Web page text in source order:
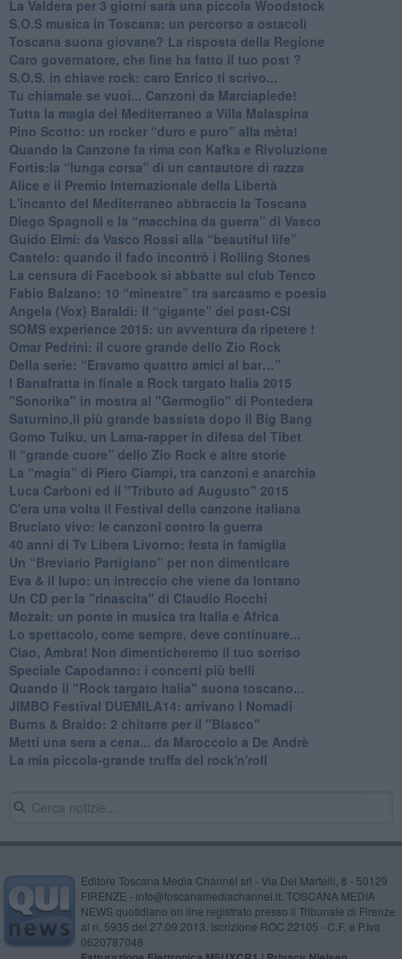
La Valdera per 3 giorni sarà una piccola Woodstock
S.O.S musica in Toscana: un percorso a ostacoli
​Toscana suona giovane? La risposta della Regione
Caro governatore, che fine ha fatto il tuo post ?
S.O.S. in chiave rock: caro Enrico ti scrivo...
Tu chiamale se vuoi... Canzoni da Marciapiede!
​Tutta la magia del Mediterraneo a Villa Malaspina
​Pino Scotto: un rocker “duro e puro” alla mèta!
​Quando la Canzone fa rima con Kafka e Rivoluzione
​Fortis:la “lunga corsa” di un cantautore di razza
Alice e il Premio Internazionale della Libertà
​L'incanto del Mediterraneo abbraccia la Toscana
​Diego Spagnoli e la “macchina da guerra” di Vasco
​Guido Elmi: da Vasco Rossi alla “beautiful life”
​Castelo: quando il fado incontrò i Rolling Stones
La censura di Facebook si abbatte sul club Tenco
Fabio Balzano: 10 “minestre” tra sarcasmo e poesia
Angela (Vox) Baraldi: il “gigante” dei post-CSI
​SOMS experience 2015: un avventura da ripetere !
Omar Pedrini: il cuore grande dello Zio Rock
Della serie: “Eravamo quattro amici al bar…”
I Banafratta in finale a Rock targato Italia 2015
"Sonorika" in mostra al "Germoglio" di Pontedera
​Saturnino,il più grande bassista dopo il Big Bang
​Gomo Tulku, un Lama-rapper in difesa del Tibet
​Il “grande cuore” dello Zio Rock e altre storie
La “magia” di Piero Ciampi, tra canzoni e anarchia
Luca Carboni ed il "Tributo ad Augusto" 2015
C'era una volta il Festival della canzone italiana
Bruciato vivo: le canzoni contro la guerra
40 anni di Tv Libera Livorno: festa in famiglia
Un “Breviario Partigiano” per non dimenticare
Eva & il lupo: un intreccio che viene da lontano
Un CD per la "rinascita" di Claudio Rocchi
Mozait: un ponte in musica tra Italia e Africa
Lo spettacolo, come sempre, deve continuare...
Ciao, Ambra! Non dimenticheremo il tuo sorriso
Speciale Capodanno: i concerti più belli
Quando il "Rock targato Italia" suona toscano...
JIMBO Festival DUEMILA14: arrivano I Nomadi
Burns & Braido: 2 chitarre per il "Blasco"
Metti una sera a cena... da Maroccolo a De Andrè
La mia piccola-grande truffa del rock'n'roll
Editore Toscana Media Channel srl - Via Dei Martelli, 8 - 50129
FIRENZE - info@toscanamediachannel.it. TOSCANA MEDIA
NEWS quotidiano on line registrato presso il Tribunale di Firenze
al n. 5935 del 27.09.2013. Iscrizione ROC 22105 - C.F. e P.Iva
0620787048